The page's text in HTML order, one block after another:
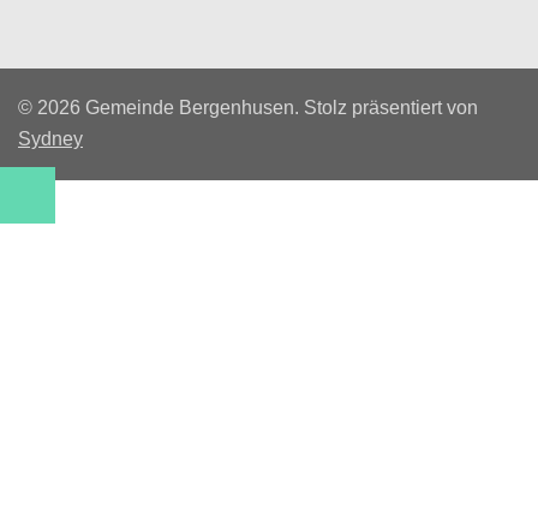
© 2026 Gemeinde Bergenhusen. Stolz präsentiert von
Sydney